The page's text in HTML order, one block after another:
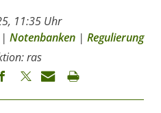
11:35 Uhr
| Notenbanken | Regulierung
ras